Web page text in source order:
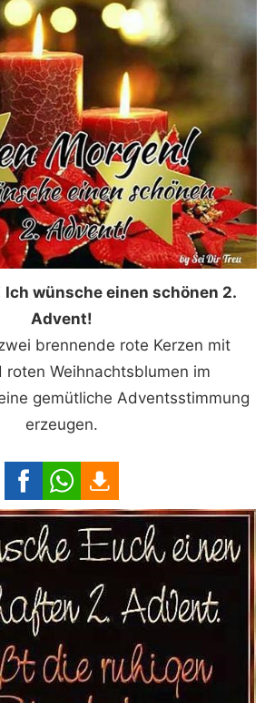
Ich wünsche einen schönen 2.
Advent!
brennende rote Kerzen mit
roten Weihnachtsblumen im
gemütliche Adventsstimmung
erzeugen.